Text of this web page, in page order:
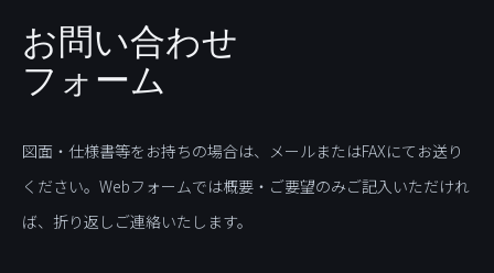
お問い合わせ
フォーム
図面・仕様書等をお持ちの場合は、メールまたはFAXにてお送り
ください。Webフォームでは概要・ご要望のみご記入いただけれ
ば、折り返しご連絡いたします。